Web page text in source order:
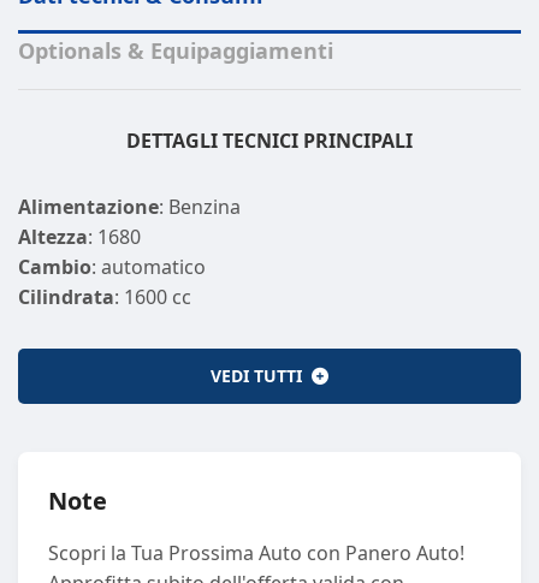
Optionals & Equipaggiamenti
DETTAGLI TECNICI PRINCIPALI
Alimentazione: Benzina
Altezza: 1680
Cambio: automatico
Cilindrata: 1600 cc
Colore Esterno: OLIVE GRAY
: NERO NERO
Lunghezza
Marce: 7
VEDI TUTTI
Note
Scopri la Tua Prossima Auto con Panero Auto!